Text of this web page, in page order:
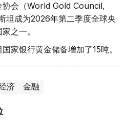
协会（World Gold Council,
坦成为2026年第二季度全球央
之一。
家银行黄金储备增加了15吨。
济 金融